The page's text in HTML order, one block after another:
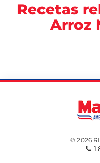
Recetas
Arroz
© 2026